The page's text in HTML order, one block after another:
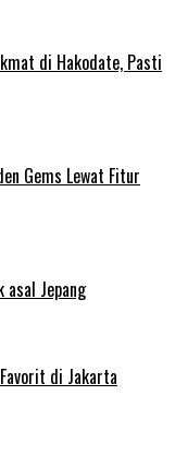
di Hakodate, Pasti
Gems Lewat Fitur
asal Jepang
di Jakarta